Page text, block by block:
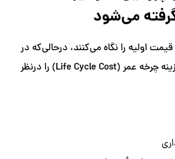
می‌شود
اولیه را نگاه می‌کنند، درحالی‌که در
محاسبات حرفه‌ای باید هزینه چرخه عمر (Life Cycle Cost) را درنظر